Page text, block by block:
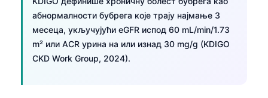
абнормалности бубрега које трају најмање 3
месеца, укључујући eGFR испод 60 mL/min/1.73
m² или ACR урина на или изнад 30 mg/g (KDIGO
CKD Work Group, 2024).
Frysk
Ślōnskŏ gŏdka
Norsk bokmål